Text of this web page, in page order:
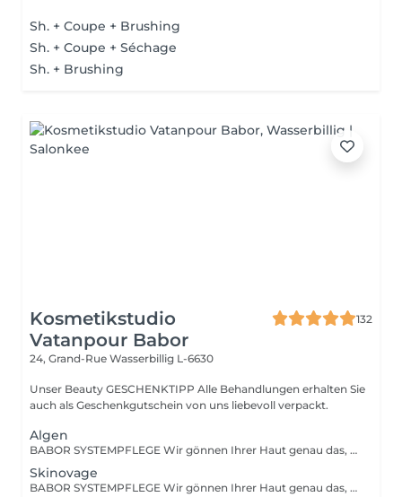
Sh. + Coupe + Brushing
Sh. + Coupe + Séchage
Sh. + Brushing
Kosmetikstudio
Vatanpour Babor
132
24, Grand-Rue Wasserbillig L-6630
Unser Beauty GESCHENKTIPP Alle Behandlungen erhalten Sie
auch als Geschenkgutschein von uns liebevoll verpackt.
Algen
BABOR SYSTEMPFLEGE Wir gönnen Ihrer Haut genau das, was sie braucht und verwöhnen sie mit einer tiefenwirksamen Reinigung und Vorbereitungsmaske, einem hoch-dosierten Fluid, einer stimulierenden Massage sowie einer wirkstoffintensiven Pflegemaske. Und all das natürlich abgestimmt auf Ihr persönliches Hautbedürfnis.
Skinovage
BABOR SYSTEMPFLEGE Wir gönnen Ihrer Haut genau das, was sie braucht und verwöhnen sie mit einer tiefenwirksamen Reinigung und Vorbereitungsmaske, einem hoch-dosierten Fluid, einer stimulierenden Massage sowie einer wirkstoffintensiven Pflegemaske. Und all das natürlich abgestimmt auf Ihr persönliches Hautbedürfnis.